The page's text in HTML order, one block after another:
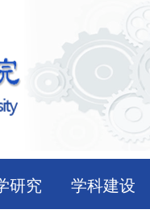
研究 学科建设